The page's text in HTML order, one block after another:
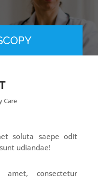
Care
soluta saepe odit
udiandae!
consectetur